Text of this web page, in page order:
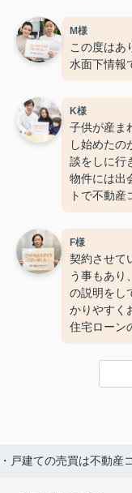
M様
この度はあ
水面下情報
K様
子供が産ま
し始めたの
談をしに行
物件には出
トで不動産
に行くと他
ろ、悪いと
私たち素人
良い物件と
F様
契約させて
う事もあり
の説明をし
かりやすく
住宅ローン
かげで、安
がとうご
戸建ての売買は不動産